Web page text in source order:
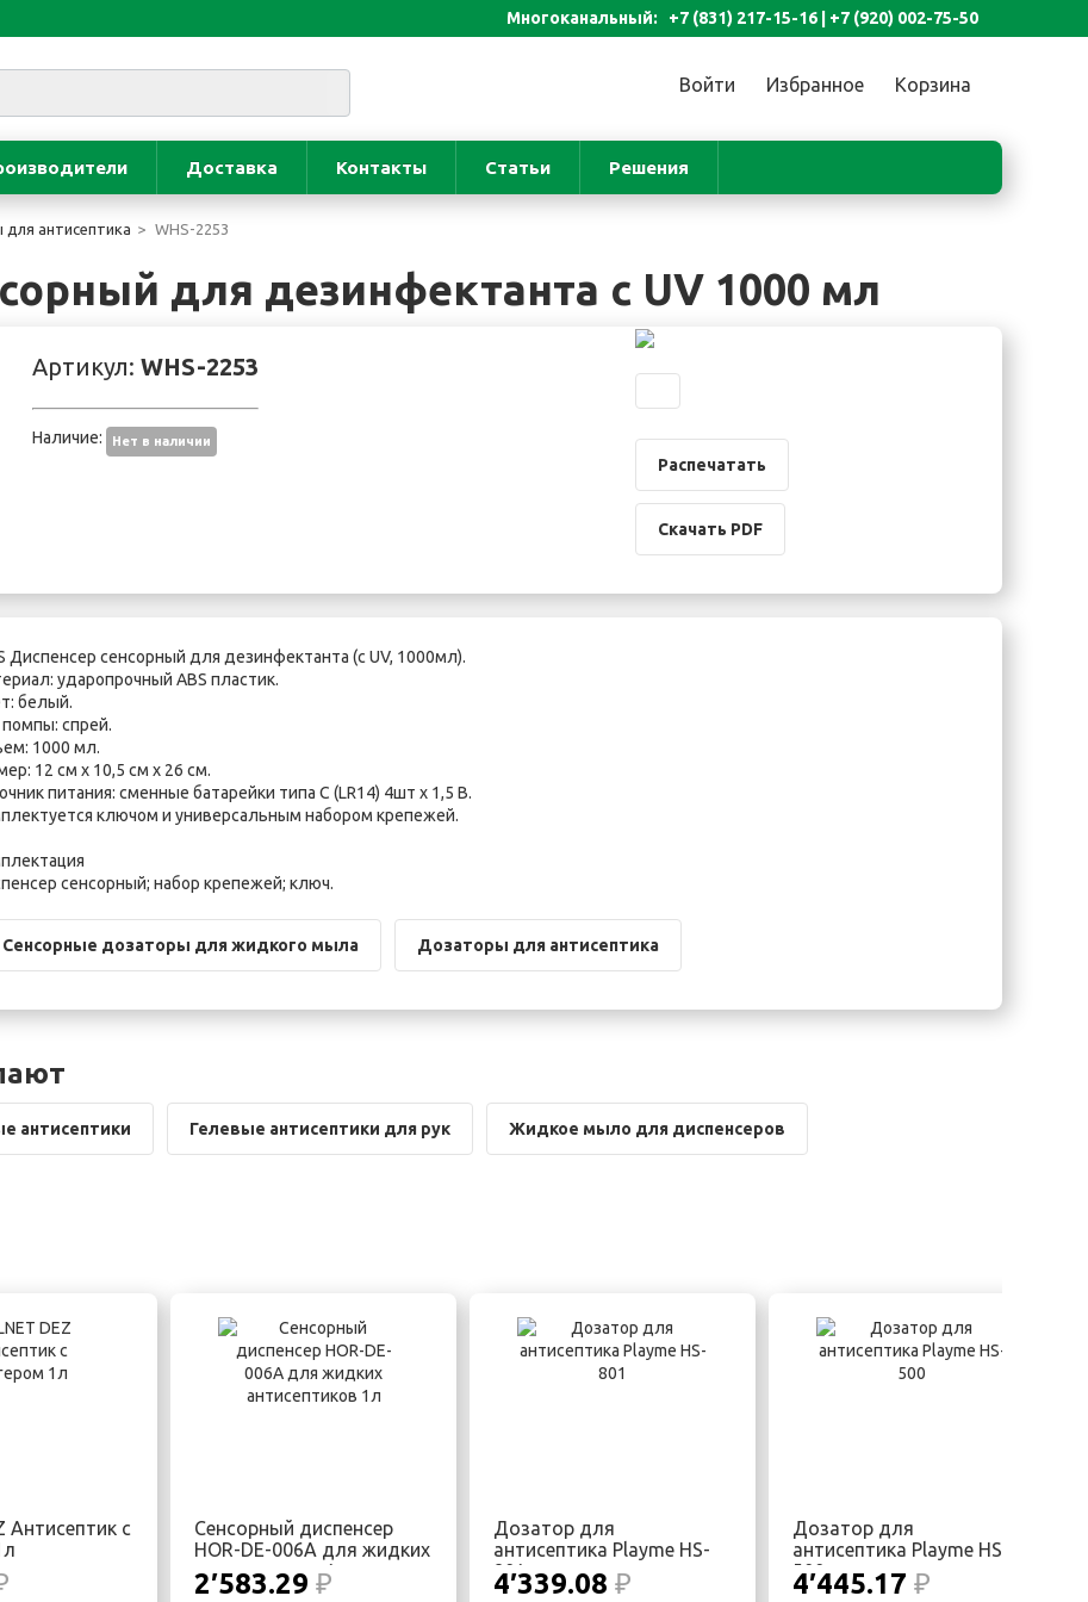
Многоканальный: +7 (831) 217-15-16 | +7 (920) 002-75-50
Войти Избранное Корзина
Доставка Контакты Статьи Решения
антисептика WHS-2253
для дезинфектанта с UV 1000 мл
Артикул: WHS-2253
Наличие: Нет в наличии
Распечатать
Скачать PDF
Диспенсер сенсорный для дезинфектанта (с UV, 1000мл).
ударопрочный ABS пластик.
белый.
помпы: спрей.
1000 мл.
12 см х 10,5 см х 26 см.
питания: сменные батарейки типа С (LR14) 4шт x 1,5 В.
ключом и универсальным набором крепежей.
сенсорный; набор крепежей; ключ.
Сенсорные дозаторы для жидкого мыла Дозаторы для антисептика
антисептики Гелевые антисептики для рук Жидкое мыло для диспенсеров
Антисептик с
Сенсорный диспенсер
HOR-DE-006A для жидких
антисептиков 1л
2′583.29 ₽
Дозатор для
антисептика Playme HS-
801
4′339.08 ₽
Дозатор для
антисептика Playme HS-
500
4′445.17 ₽